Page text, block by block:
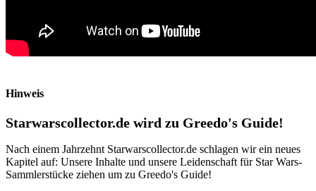
Hinweis
Starwarscollector.de wird zu Greedo's Guide!
Nach einem Jahrzehnt Starwarscollector.de schlagen wir ein neues
Kapitel auf: Unsere Inhalte und unsere Leidenschaft für Star Wars-
Sammlerstücke ziehen um zu Greedo's Guide!